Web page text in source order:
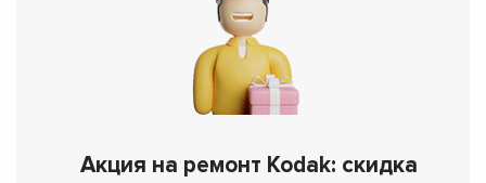
Акция на ремонт Kodak: скидка